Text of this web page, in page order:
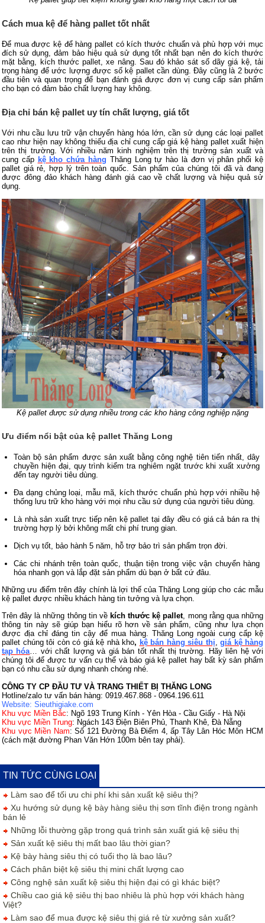
Cách mua kệ để hàng pallet tốt nhất
Để mua được kệ để hàng pallet có kích thước chuẩn và phù hợp với mục
đích sử dụng, đảm bảo hiệu quả sử dụng tốt nhất bạn nên đo kích thước
mặt bằng, kích thước pallet, xe nâng. Sau đó khảo sát số dãy giá kệ, tải
trọng hàng để ước lượng được số kệ pallet cần dùng. Đây cũng là 2 bước
đầu tiên và quan trọng để bạn đánh giá được đơn vị cung cấp sản phẩm
cho bạn có đảm bảo chất lượng hay không.
Địa chỉ bán kệ pallet uy tín chất lượng, giá tốt
Với nhu cầu lưu trữ vận chuyển hàng hóa lớn, cần sử dụng các loại pallet
cao như hiện nay không thiếu địa chỉ cung cấp giá kệ hàng pallet xuất hiện
trên thị trường. Với nhiều năm kinh nghiệm trên thị trường sản xuất và
cung cấp kệ kho chứa hàng Thăng Long tự hào là đơn vị phân phối kệ
pallet giá rẻ, hợp lý trên toàn quốc. Sản phẩm của chúng tôi đã và đang
được đông đảo khách hàng đánh giá cao về chất lượng và hiệu quả sử
dụng.
Kệ pallet được sử dụng nhiều trong các kho hàng công nghiệp nặng
Ưu điểm nổi bật của kệ pallet Thăng Long
Toàn bộ sản phẩm được sản xuất bằng công nghệ tiên tiến nhất, dây
chuyền hiện đại, quy trình kiểm tra nghiêm ngặt trước khi xuất xưởng
đến tay người tiêu dùng.
Đa dạng chủng loại, mẫu mã, kích thước chuẩn phù hợp với nhiều hệ
thống lưu trữ kho hàng với mọi nhu cầu sử dụng của người tiêu dùng.
Là nhà sản xuất trực tiếp nên kệ pallet tại đây đều có giá cả bán ra thị
trường hợp lý bởi không mất chi phí trung gian.
Dịch vụ tốt, bảo hành 5 năm, hỗ trợ bảo trì sản phẩm trọn đời.
Các chi nhánh trên toàn quốc, thuận tiện trong việc vận chuyển hàng
hóa nhanh gọn và lắp đặt sản phẩm dù bạn ở bất cứ đâu.
Những ưu điểm trên đây chính là lợi thế của Thăng Long giúp cho các mẫu
kệ pallet được nhiều khách hàng tin tưởng và lựa chọn.
Trên đây là những thông tin về kích thước kệ pallet, mong rằng qua những
thông tin này sẽ giúp bạn hiểu rõ hơn về sản phẩm, cũng như lựa chọn
được địa chỉ đáng tin cậy để mua hàng. Thăng Long ngoài cung cấp kệ
pallet chúng tôi còn có giá kệ nhà kho, kệ bán hàng siêu thị giá kệ hàng
tạp hóa … với chất lượng và giá bán tốt nhất thị trường. Hãy liên hệ với
chúng tôi để được tư vấn cụ thể và báo giá kệ pallet hay bất kỳ sản phẩm
bạn có nhu cầu sử dụng nhanh chóng nhé.
CÔNG TY CP ĐẦU TƯ VÀ TRANG THIẾT BỊ THĂNG LONG
Hotline/zalo tư vấn bán hàng: 0919.467.868 - 0964.196.611
Website: Sieuthigiake.com
Khu vực Miền Bắc: Ngõ 193 Trung Kính - Yên Hòa - Cầu Giấy - Hà Nội
Khu vực Miền Trung: Ngách 143 Điện Biên Phủ, Thanh Khê, Đà Nẵng
Khu vực Miền Nam: Số 121 Đường Bà Điểm 4, ấp Tây Lân Hóc Môn HCM
(cách mặt đường Phan Văn Hớn 100m bên tay phải).
TIN TỨC CÙNG LOẠI
Làm sao để tối ưu chi phí khi sản xuất kệ siêu thị?
Xu hướng sử dụng kệ bày hàng siêu thị sơn tĩnh điện trong ngành
bán lẻ
Những lỗi thường gặp trong quá trình sản xuất giá kệ siêu thị
Sản xuất kệ siêu thị mất bao lâu thời gian?
Kệ bày hàng siêu thị có tuổi thọ là bao lâu?
Cách phân biệt kệ siêu thị mini chất lượng cao
Công nghệ sản xuất kệ siêu thị hiện đại có gì khác biệt?
Chiều cao giá kệ siêu thị bao nhiêu là phù hợp với khách hàng
Việt?
Làm sao để mua được kệ siêu thị giá rẻ từ xưởng sản xuất?